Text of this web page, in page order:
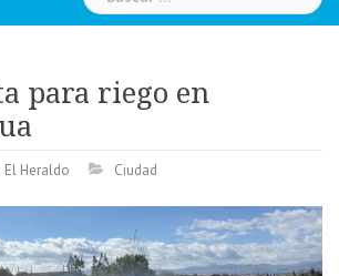
para riego en
El Heraldo Ciudad